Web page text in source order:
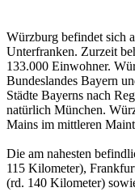
Würzburg befindet sich
Unterfranken. Zurzeit
133.000 Einwohner.
Bundeslandes Bayern
Städte Bayerns nach
natürlich München.
Mains im mittleren
Die am nahesten
115 Kilometer),
(rd. 140 Kilometer)